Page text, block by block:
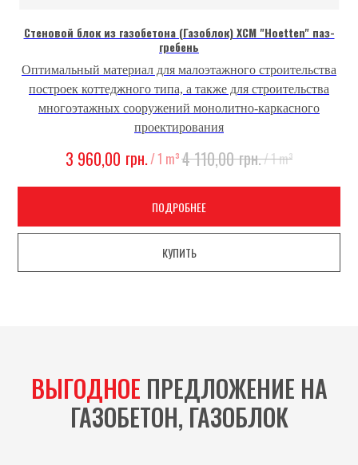
Стеновой блок из газобетона (Газоблок) ХCМ "Hoetten" паз-
гребень
Оптимальный материал для малоэтажного строительства
построек коттеджного типа, а также для строительства
многоэтажных сооружений монолитно-каркасного
проектирования
3 960,00 грн./1 m³4 110,00 грн./1 m³
ПОДРОБНЕЕ
КУПИТЬ
ВЫГОДНОЕ ПРЕДЛОЖЕНИЕ НА
ГАЗОБЕТОН, ГАЗОБЛОК